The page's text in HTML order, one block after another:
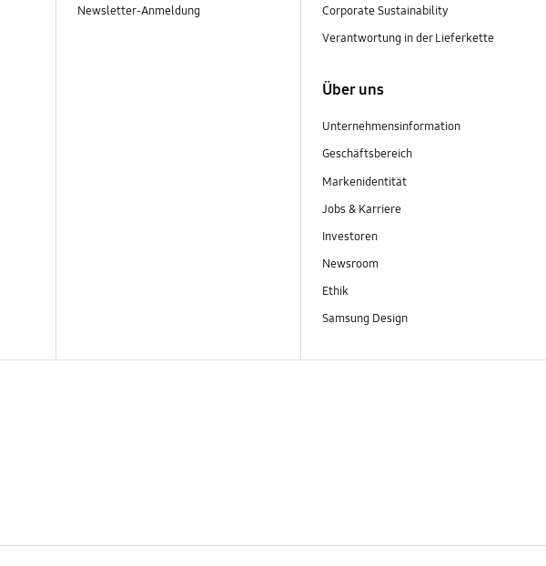
Newsletter-Anmeldung
Corporate Sustainability
Verantwortung in der Lieferkette
Über uns
Unternehmensinformation
Geschäftsbereich
Markenidentität
Jobs & Karriere
Investoren
Newsroom
Ethik
Samsung Design